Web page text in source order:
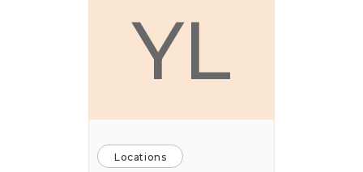
YL
Locations